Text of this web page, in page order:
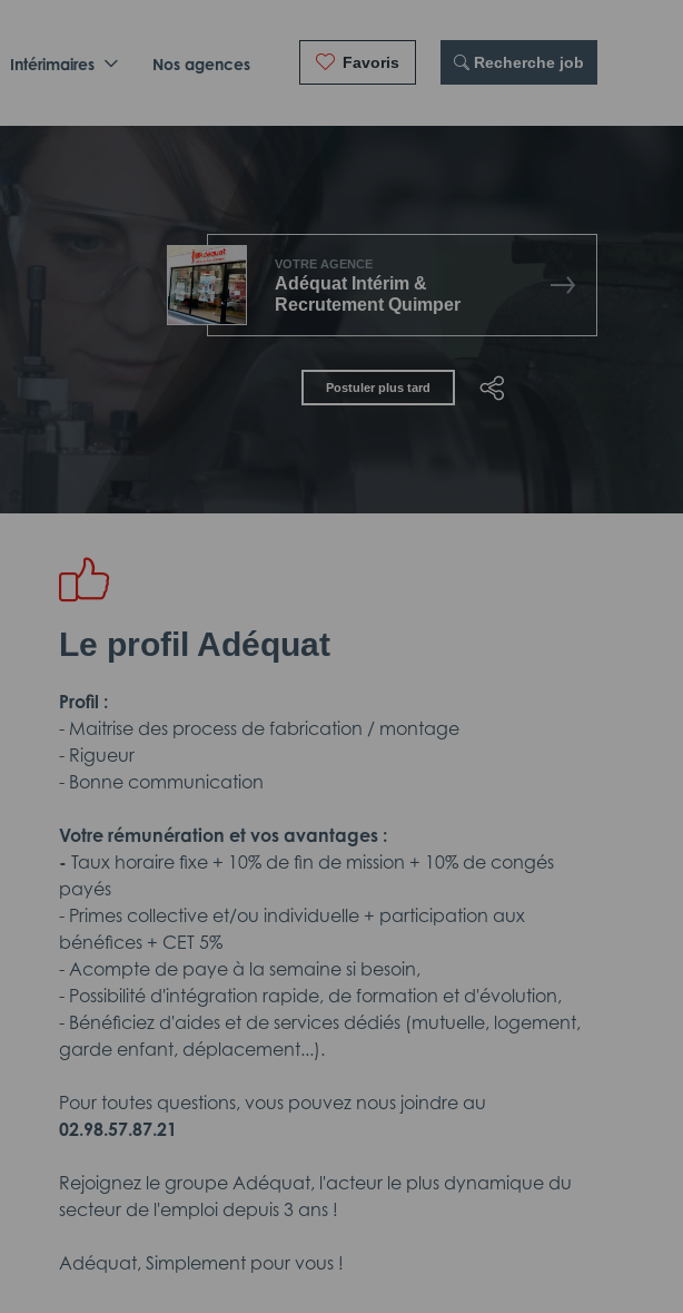
Intérimaires Nos agences Favoris Recherche job
VOTRE AGENCE
Adéquat Intérim &
Recrutement Quimper
Postuler plus tard
Le profil Adéquat
Profil :
- Maitrise des process de fabrication / montage
- Rigueur
- Bonne communication
Votre rémunération et vos avantages :
- Taux horaire fixe + 10% de fin de mission + 10% de congés
payés
- Primes collective et/ou individuelle + participation aux
bénéfices + CET 5%
- Acompte de paye à la semaine si besoin,
- Possibilité d'intégration rapide, de formation et d'évolution,
- Bénéficiez d'aides et de services dédiés (mutuelle, logement,
garde enfant, déplacement...).
Pour toutes questions, vous pouvez nous joindre au
02.98.57.87.21
Rejoignez le groupe Adéquat, l'acteur le plus dynamique du
secteur de l'emploi depuis 3 ans !
Adéquat, Simplement pour vous !